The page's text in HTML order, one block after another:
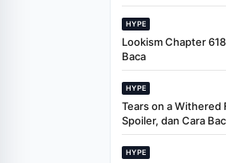
HYPE
Lookism Chapter
Baca
HYPE
Tears on a Withered
Spoiler, dan Cara
HYPE